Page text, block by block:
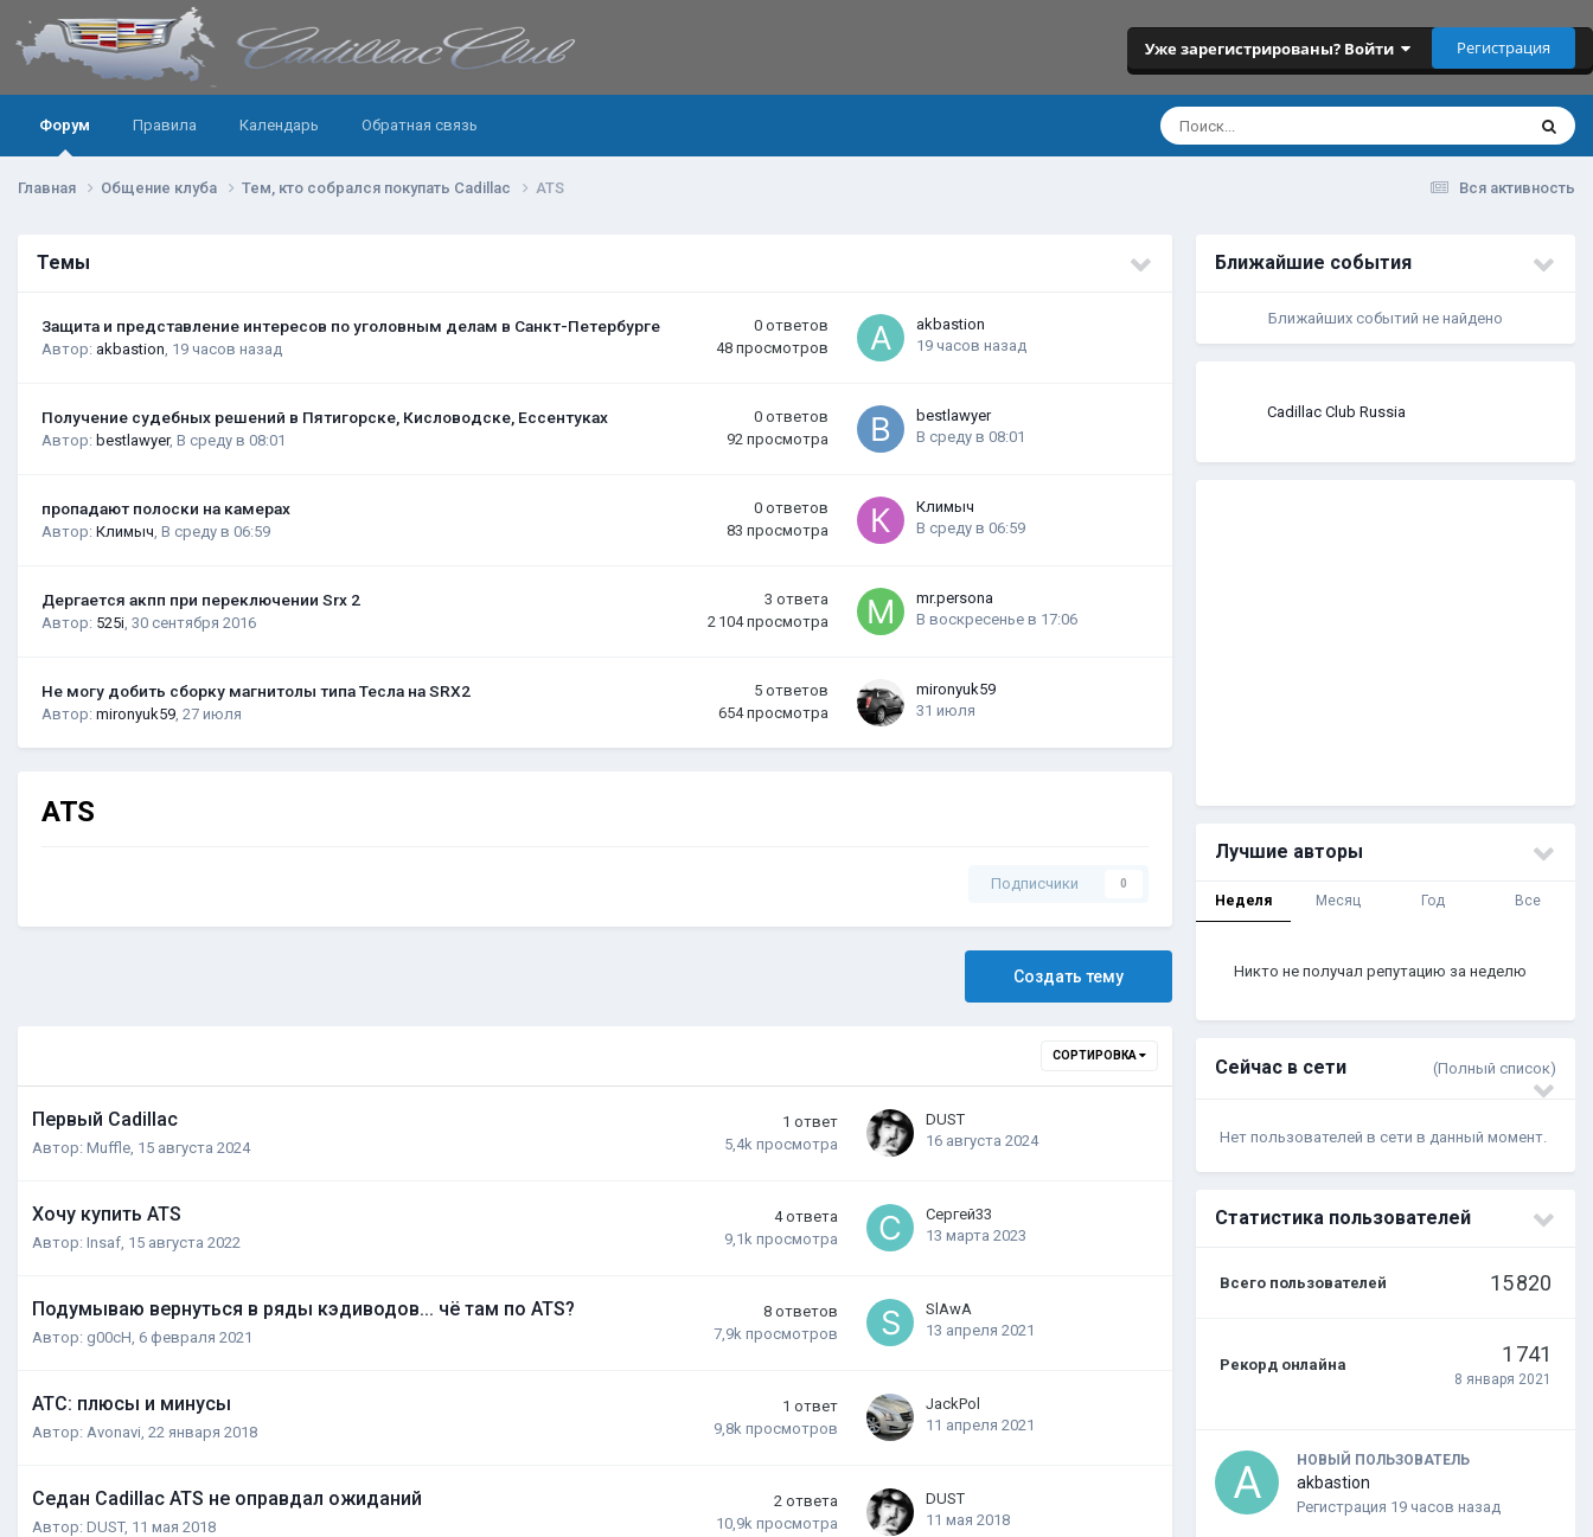
Уже зарегистрированы? Войти Регистрация
Форум Правила Календарь Обратная связь
Вся активность
Главная Общение клуба Тем, кто собрался покупать Cadillac ATS
Темы
Защита и представление интересов по уголовным делам в Санкт-Петербурге
Автор: akbastion 19 часов назад
0 ответов
48 просмотров
akbastion
19 часов назад
Получение судебных решений в Пятигорске, Кисловодске, Ессентуках
Автор: bestlawyer, В среду в 08:01
0 ответов
92 просмотра
bestlawyer
В среду в 08:01
пропадают полоски на камерах
Автор: Климыч В среду в 06:59
0 ответов
83 просмотра
Климыч
В среду в 06:59
Дергается акпп при переключении Srx 2
Автор: 525i 30 сентября 2016
3 ответа
2 104 просмотра
mr.persona
В воскресенье в 17:06
Не могу добить сборку магнитолы типа Тесла на SRX2
Автор: mironyuk59 27 июля
5 ответов
654 просмотра
mironyuk59
31 июля
ATS
Подписчики 0
Создать тему
СОРТИРОВКА
Первый Cadillac
Автор: Muffle 15 августа 2024
1 ответ
5,4k просмотра
DUST
16 августа 2024
Хочу купить ATS
Автор: Insaf 15 августа 2022
4 ответа
9,1k просмотра
Сергей33
13 марта 2023
Подумываю вернуться в ряды кэдиводов... чё там по ATS?
Автор: g00cH 6 февраля 2021
8 ответов
7,9k просмотров
SlAwA
13 апреля 2021
АТС: плюсы и минусы
Автор: Avonavi 22 января 2018
1 ответ
9,8k просмотров
JackPol
11 апреля 2021
Седан Cadillac ATS не оправдал ожиданий
Автор: DUST, 11 мая 2018
2 ответа
10,9k просмотра
DUST
11 мая 2018
Ближайшие события
Ближайших событий не найдено
Cadillac Club Russia
Лучшие авторы
Неделя Месяц Год Все
Никто не получал репутацию за неделю
Сейчас в сети (Полный список)
Нет пользователей в сети в данный момент.
Статистика пользователей
Всего пользователей 15 820
Рекорд онлайна 1 741
8 января 2021
НОВЫЙ ПОЛЬЗОВАТЕЛЬ
akbastion
Регистрация 19 часов назад